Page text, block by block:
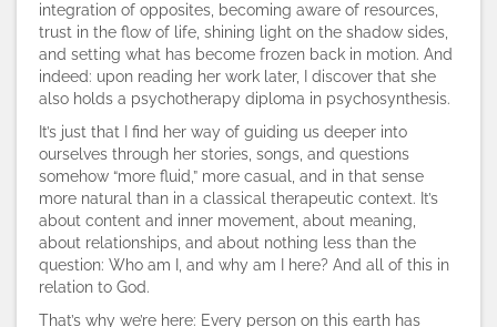
integration of opposites, becoming aware of resources,
trust in the flow of life, shining light on the shadow sides,
and setting what has become frozen back in motion. And
indeed: upon reading her work later, I discover that she
also holds a psychotherapy diploma in psychosynthesis.
It’s just that I find her way of guiding us deeper into
ourselves through her stories, songs, and questions
somehow “more fluid,” more casual, and in that sense
more natural than in a classical therapeutic context. It’s
about content and inner movement, about meaning,
about relationships, and about nothing less than the
question: Who am I, and why am I here? And all of this in
relation to God.
That’s why we’re here: Every person on this earth has